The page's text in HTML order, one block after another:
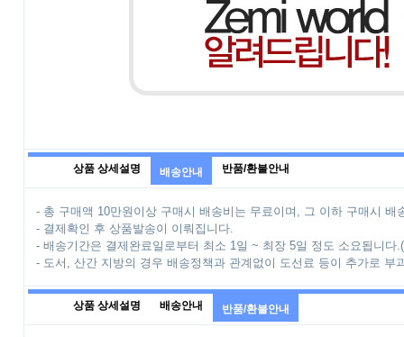
상품 상세설명 배송안내 반품/환불안내
- 총 구매액 10만원이상 구매시 배송비는 무료이며, 그 이하 구매시 배
- 결제확인 후 상품발송이 이뤄집니다.
- 배송기간은 결제완료일로부터 최소 1일 ~ 최장 5일 정도 소요됩니다
- 도서, 산간 지방의 경우 배송정책과 관계없이 도선료 등이 추가로 부
상품 상세설명 배송안내 반품/환불안내